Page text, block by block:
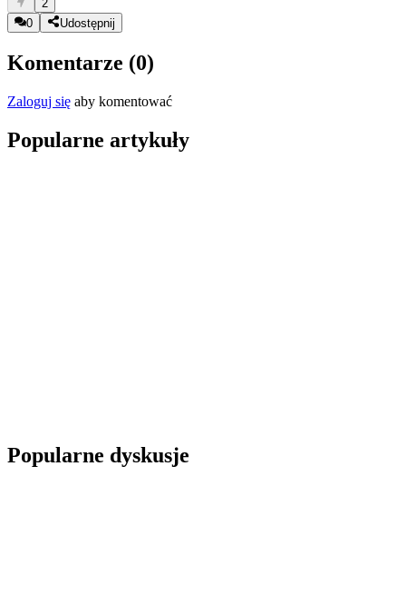
2
0
Udostępnij
Komentarze (0)
Zaloguj się aby komentować
Popularne artykuły
Popularne dyskusje